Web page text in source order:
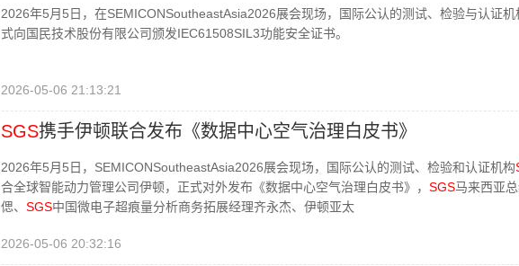
2026年5月5日，在SEMICONSoutheastAsia2026展会现场，国际公认的测试、检验与认证机
式向国民技术股份有限公司颁发IEC61508SIL3功能安全证书。
2026-05-06 21:13:21
SGS携手伊顿联合发布《数据中心空气治理白皮书》
2026年5月5日，SEMICONSoutheastAsia2026展会现场，国际公认的测试、检验和认证机构
合全球智能动力管理公司伊顿，正式对外发布《数据中心空气治理白皮书》， SGS马来西亚
偲、 SGS中国微电子超痕量分析商务拓展经理齐永杰、伊顿亚太
2026-05-06 20:32:16